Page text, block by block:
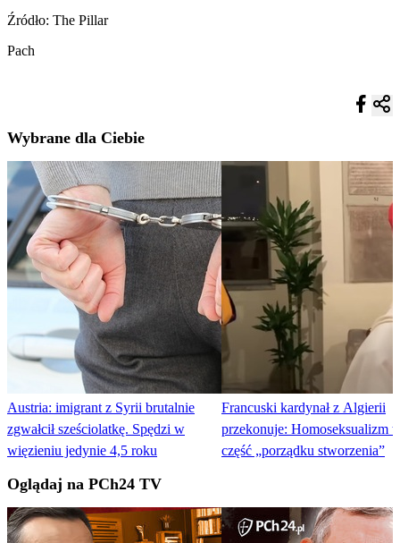
Źródło: The Pillar
Pach
Wybrane dla Ciebie
Austria: imigrant z Syrii brutalnie
zgwałcił sześciolatkę. Spędzi w
więzieniu jedynie 4,5 roku
Francuski kardynał z Algierii
przekonuje: Homoseksualizm
część „porządku stworzenia”
Oglądaj na PCh24 TV